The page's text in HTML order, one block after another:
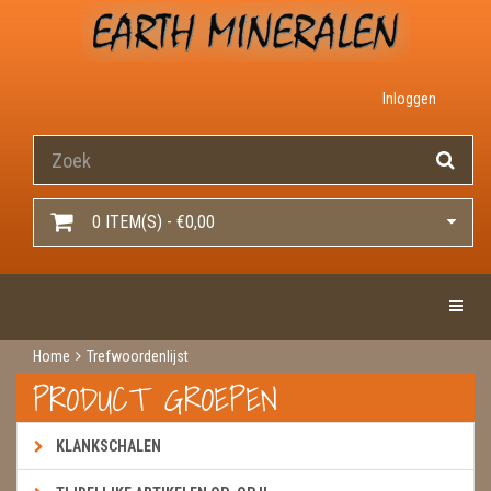
Inloggen
0 ITEM(S) - €0,00
Home Trefwoordenlijst
PRODUCT GROEPEN
KLANKSCHALEN